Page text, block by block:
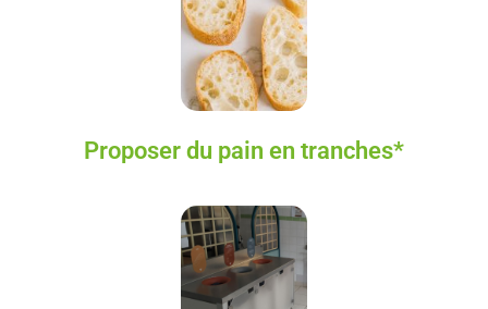
Proposer du pain en tranches*